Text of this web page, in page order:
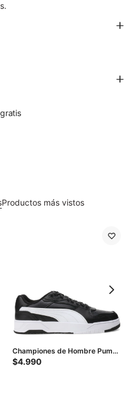
Productos más vistos
Championes de Hombre Puma
Rebound Break - Negro -
$4.990